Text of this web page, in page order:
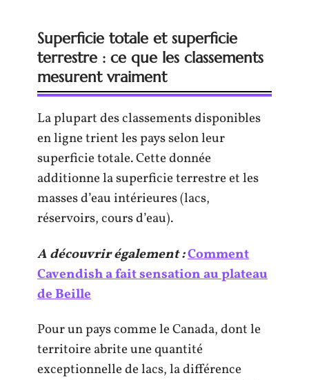
Superficie totale et superficie
terrestre : ce que les classements
mesurent vraiment
La plupart des classements disponibles
en ligne trient les pays selon leur
superficie totale. Cette donnée
additionne la superficie terrestre et les
masses d’eau intérieures (lacs,
réservoirs, cours d’eau).
A découvrir également :Comment
Cavendish a fait sensation au plateau
de Beille
Pour un pays comme le Canada, dont le
territoire abrite une quantité
exceptionnelle de lacs, la différence